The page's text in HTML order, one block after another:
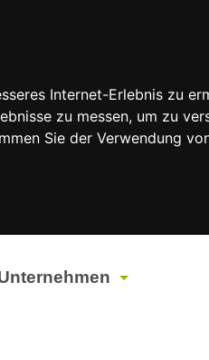
Internet-Erlebnis zu
zu messen, um zu
Sie der Verwendung